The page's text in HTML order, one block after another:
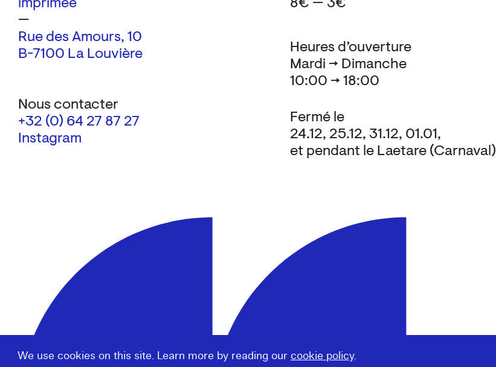
We use cookies on this site. Learn more by reading our cookie policy.
imprimée
—
Rue des Amours, 10
B-7100 La Louvière
Nous contacter
+32 (0) 64 27 87 27
Instagram
Heures d’ouverture
Mardi → Dimanche
10:00 → 18:00
Fermé le
24.12, 25.12, 31.12, 01.01,
et pendant le Laetare (Carnaval)
8€ — 3€